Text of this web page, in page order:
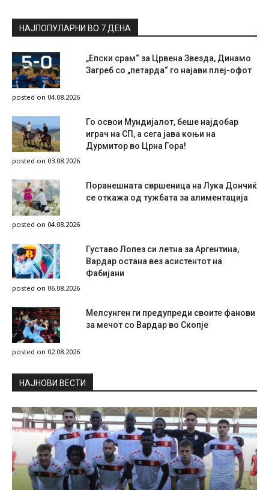
НАЈПОПУЛАРНИ ВО 7 ДЕНА
„Епски срам“ за Црвена Звезда, Динамо
Загреб со „петарда“ го најави плеј-офот
posted on 04.08.2026
Го освои Мундијалот, беше најдобар
играч на СП, а сега јава коњи на
Дурмитор во Црна Гора!
posted on 03.08.2026
Поранешната свршеница на Лука Дончиќ
се откажа од тужбата за алиментација
posted on 04.08.2026
Густаво Лопез си летна за Аргентина,
Вардар остана вез асистентот на
Фабијани
posted on 06.08.2026
Мелсунген ги предупреди своите фанови
за мечот со Вардар во Скопје
posted on 02.08.2026
НAЈНОВИ ВЕСТИ